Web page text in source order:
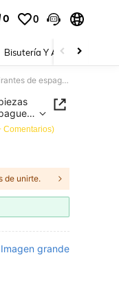
0 0
Bisutería Y Accesorios
Swim Lushoire Conjunto de tankini de 2 piezas para playa con control de barriga, tirantes de espagueti y fruncido en talla grande para mujer
Comentarios)
de unirte.
Imagen grande